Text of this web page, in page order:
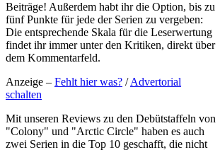
Beiträge! Außerdem habt ihr die Option, bis zu
fünf Punkte für jede der Serien zu vergeben:
Die entsprechende Skala für die Leserwertung
findet ihr immer unter den Kritiken, direkt über
dem Kommentarfeld.
Anzeige – Fehlt hier was? /Advertorial
schalten
Mit unseren Reviews zu den Debütstaffeln von
"Colony" und "Arctic Circle" haben es auch
zwei Serien in die Top 10 geschafft, die nicht